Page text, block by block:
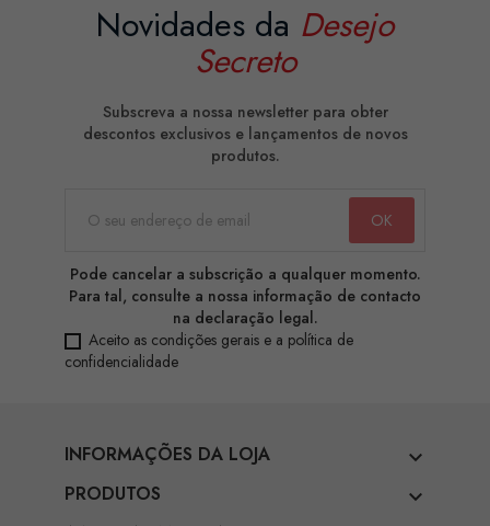
Novidades da Desejo
Secreto
Subscreva a nossa newsletter para obter
descontos exclusivos e lançamentos de novos
produtos.
Pode cancelar a subscrição a qualquer momento.
Para tal, consulte a nossa informação de contacto
na declaração legal.
Aceito as condições gerais e a política de
confidencialidade
INFORMAÇÕES DA LOJA 
PRODUTOS 